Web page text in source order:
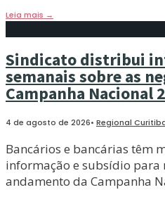
Leia mais →
Sindicato distribui
semanais sobre as
Campanha Nacional
4 de agosto de 2026• Regional
Bancários e bancárias têm
informação e subsídio
andamento da Campanha